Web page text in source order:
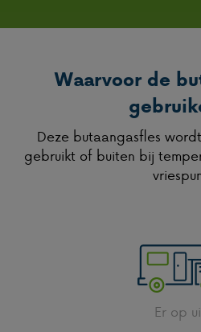
Waarvoor de
Deze butaangasfles
gebruikt of buiten bij
Er op